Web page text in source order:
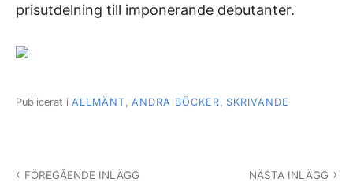
prisutdelning till imponerande debutanter.
Publicerat i ALLMÄNT ANDRA BÖCKER SKRIVANDE
FÖREGÅENDE INLÄGG NÄSTA INLÄGG